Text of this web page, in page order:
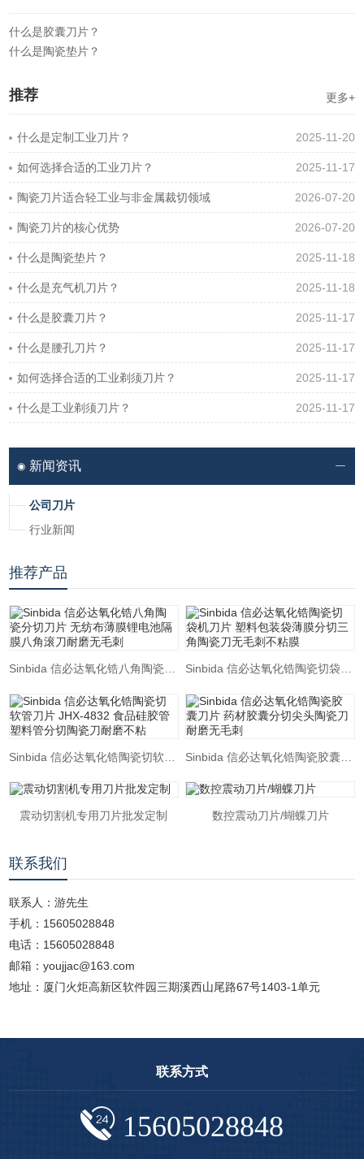
什么是胶囊刀片？
什么是陶瓷垫片？
推荐 更多+
2025-11-20
什么是定制工业刀片？
2025-11-17
如何选择合适的工业刀片？
2026-07-20
陶瓷刀片适合轻工业与非金属裁切领域
2026-07-20
陶瓷刀片的核心优势
2025-11-18
什么是陶瓷垫片？
2025-11-18
什么是充气机刀片？
2025-11-17
什么是胶囊刀片？
2025-11-17
什么是腰孔刀片？
2025-11-17
如何选择合适的工业剃须刀片？
2025-11-17
什么是工业剃须刀片？
新闻资讯
公司刀片
行业新闻
推荐产品
震动切割机专用刀片批发定制 数控震动刀片/蝴蝶刀片
联系我们
联系人：游先生
手机：15605028848
电话：15605028848
邮箱：youjjac@163.com
地址：厦门火炬高新区软件园三期溪西山尾路67号1403-1单元
联系方式
15605028848